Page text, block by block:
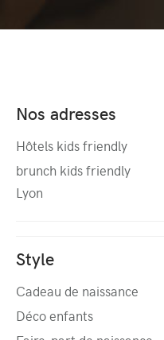
Nos adresses
Hôtels kids friendly
brunch kids friendly
Lyon
Style
Cadeau de naissance
Déco enfants